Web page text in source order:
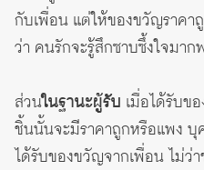
กับเพื่อน แต่ให้ของขวัญราค
ว่า คนรักจะรู้สึกซาบซึ้งใจมา
ส่วนในฐานะผู้รับ เมื่อได้รับข
ชิ้นนั้นจะมีราคาถูกหรือแพง บุ
ได้รับของขวัญจากเพื่อน ไม่ว่